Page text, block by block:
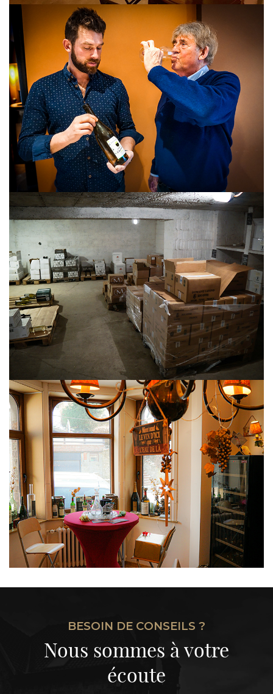
BESOIN DE CONSEILS ?
Nous sommes à votre
écoute